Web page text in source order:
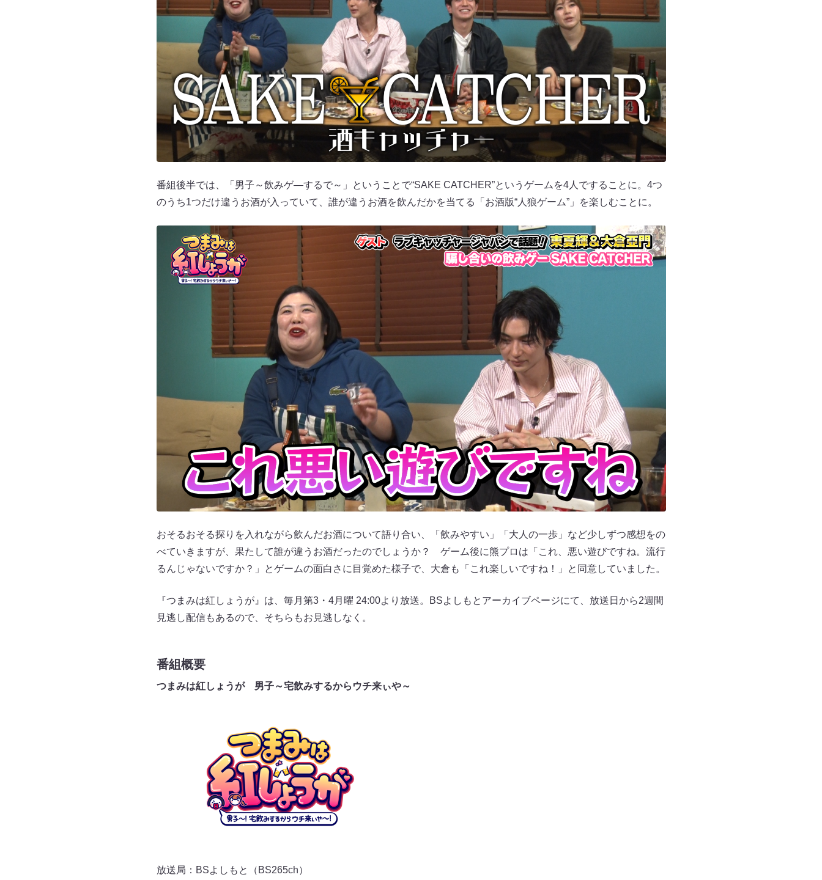
番組後半では、「男子～飲みゲ―するで～」ということで“SAKE CATCHER”というゲームを4人ですることに。4つ
のうち1つだけ違うお酒が入っていて、誰が違うお酒を飲んだかを当てる「お酒版“人狼ゲーム”」を楽しむことに。
おそるおそる探りを入れながら飲んだお酒について語り合い、「飲みやすい」「大人の一歩」など少しずつ感想をの
べていきますが、果たして誰が違うお酒だったのでしょうか？ ゲーム後に熊プロは「これ、悪い遊びですね。流行
るんじゃないですか？」とゲームの面白さに目覚めた様子で、大倉も「これ楽しいですね！」と同意していました。
『つまみは紅しょうが』は、毎月第3・4月曜 24:00より放送。BSよしもとアーカイブページにて、放送日から2週間
見逃し配信もあるので、そちらもお見逃しなく。
番組概要
つまみは紅しょうが 男子～宅飲みするからウチ来ぃや～
放送局：BSよしもと（BS265ch）